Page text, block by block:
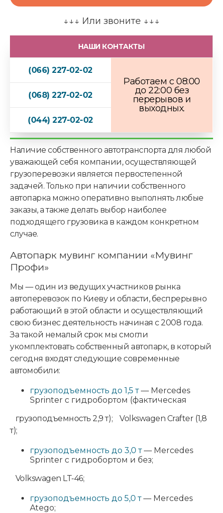
я
*
Н
у
ж
н
↓↓↓ Или звоните ↓↓↓
НАШИ КОНТАКТЫ
(066) 227-02-02
Работаем с 08:00
до 22:00 без
перерывов и
выходных.
(068) 227-02-02
(044) 227-02-02
Наличие собственного автотранспорта для любой
уважающей себя компании, осуществляющей
грузоперевозки является первостепенной
задачей. Только при наличии собственного
автопарка можно оперативно выполнять любые
заказы, а также делать выбор наиболее
подходящего грузовика в каждом конкретном
случае.
Автопарк мувинг компании «Мувинг
Профи»
Мы — один из ведущих участников рынка
автоперевозок по Киеву и области, беспрерывно
работающий в этой области и осуществляющий
свою бизнес деятельность начиная с 2008 года.
За такой немалый срок мы смогли
укомплектовать собственный автопарк, в который
сегодня входят следующие современные
автомобили:
грузоподъемность до 1,5 т— Mercedes
Sprinter с гидробортом (фактическая
грузоподъемность 2,9 т); Volkswagen Crafter (1,8
т);
грузоподъемность до 3,0 т— Mercedes
Sprinter с гидробортом и без;
Volkswagen LT-46;
грузоподъемность до 5,0 т— Mercedes
Atego;